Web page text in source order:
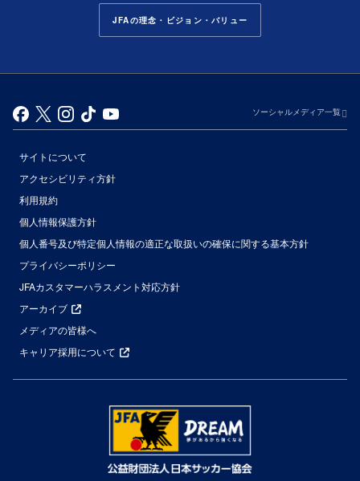
JFAの理念・ビジョン・バリュー
ソーシャルメディア一覧
サイトについて
アクセシビリティ方針
利用規約
個人情報保護方針
個人番号及び特定個人情報の適正な取扱いの確保に関する基本方針
プライバシーポリシー
JFAカスタマーハラスメント対応方針
アーカイブ
メディアの皆様へ
キャリア採用について